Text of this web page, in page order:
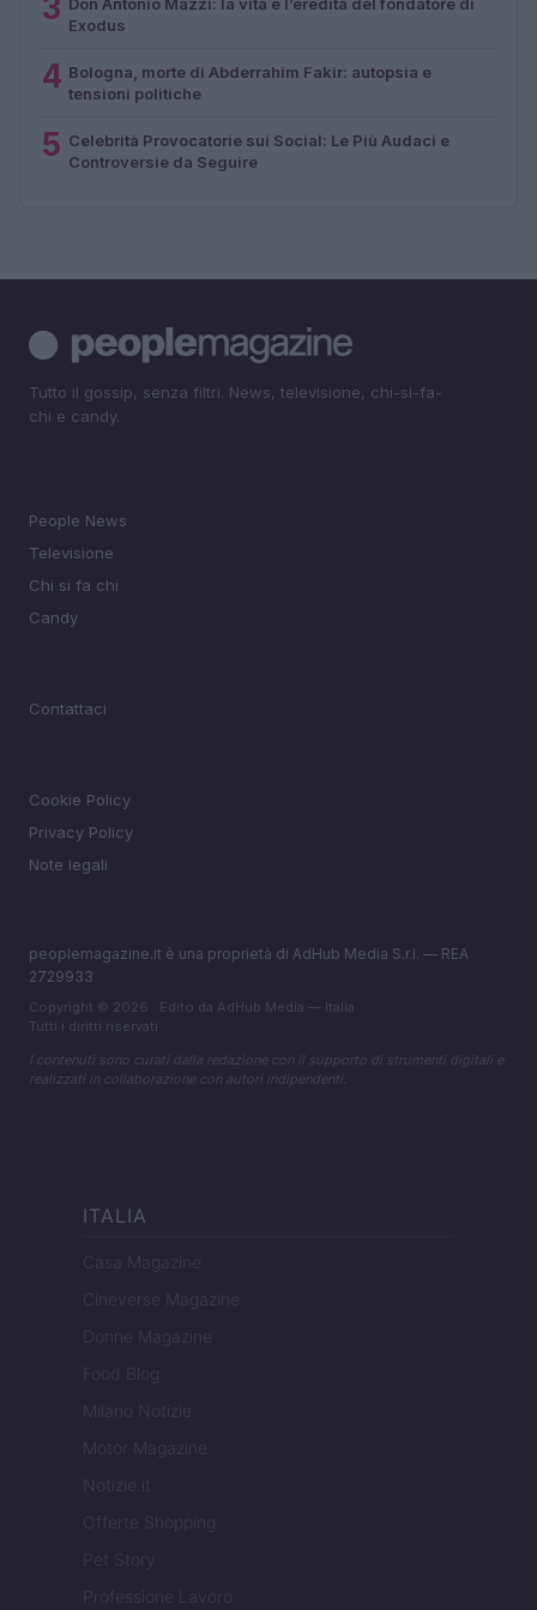
Exodus
4 Bologna, morte di Abderrahim Fakir: autopsia e
tensioni politiche
5 Celebrità Provocatorie sui Social: Le Più Audaci e
Controversie da Seguire
Tutto il gossip, senza filtri. News, televisione, chi-si-fa-
chi e candy.
People News
Televisione
Chi si fa chi
Candy
Contattaci
Cookie Policy
Privacy Policy
Note legali
peoplemagazine.it è una proprietà di AdHub Media S.r.l. — REA
2729933
Copyright © 2026 · Edito da AdHub Media — Italia
Tutti i diritti riservati
I contenuti sono curati dalla redazione con il supporto di strumenti digitali e
realizzati in collaborazione con autori indipendenti.
ITALIA
Casa Magazine
Cineverse Magazine
Donne Magazine
Food Blog
Milano Notizie
Motor Magazine
Notizie.it
Offerte Shopping
Pet Story
Professione Lavoro